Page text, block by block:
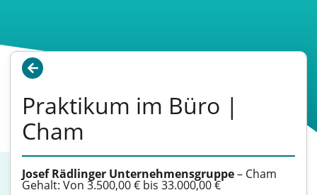
Praktikum im Büro |
Cham
Josef Rädlinger Unternehmensgruppe– Cham
Gehalt: Von 3.500,00 € bis 33.000,00 €